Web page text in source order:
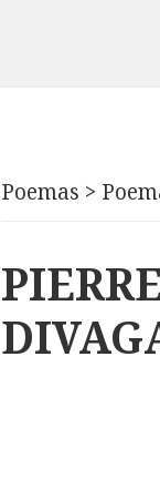
Poemas >